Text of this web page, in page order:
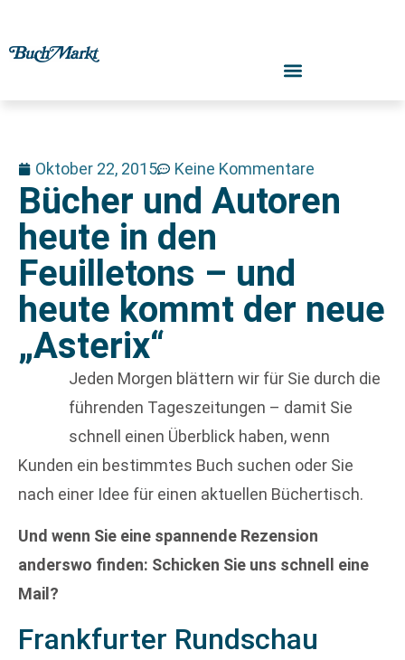
Oktober 22, 2015 Keine Kommentare
Bücher und Autoren
heute in den
Feuilletons – und
heute kommt der neue
„Asterix“
Jeden Morgen blättern wir für Sie durch die
führenden Tageszeitungen – damit Sie
schnell einen Überblick haben, wenn
Kunden ein bestimmtes Buch suchen oder Sie
nach einer Idee für einen aktuellen Büchertisch.
Und wenn Sie eine spannende Rezension
anderswo finden: Schicken Sie uns schnell eine
Mail?
Frankfurter Rundschau